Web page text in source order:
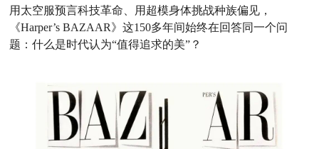
用太空服预言科技革命、用超模身体挑战种族偏见，
《Harper’s BAZAAR》这150多年间始终在回答同一个问
题：什么是时代认为“值得追求的美”？